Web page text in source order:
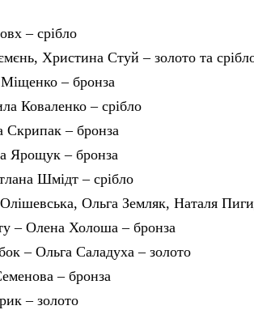
– срібло
Христина Стуй – золото та
– бронза
Коваленко – срібло
Скрипак – бронза
Ярощук – бронза
Шмідт – срібло
Ольга Земляк, Наталя
– Олена Холоша – бронза
– Ольга Саладуха – золото
– бронза
– золото